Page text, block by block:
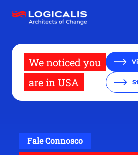
para
We noticed you
are in USA
Fale Connosco